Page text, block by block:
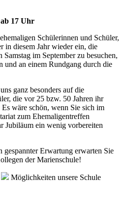
ab 17 Uhr
Schülerinnen und Schüler,
in diesem Jahr wieder ein, die
Samstag im September zu besuchen,
und an einem Rundgang durch die
ganz besonders auf die
die vor 25 bzw. 50 Jahren ihr
wäre schön, wenn Sie sich im
zum Ehemaligentreffen
Jubiläum ein wenig vorbereiten
gespannter Erwartung erwarten Sie
der Marienschule!
Möglichkeiten unsere Schule